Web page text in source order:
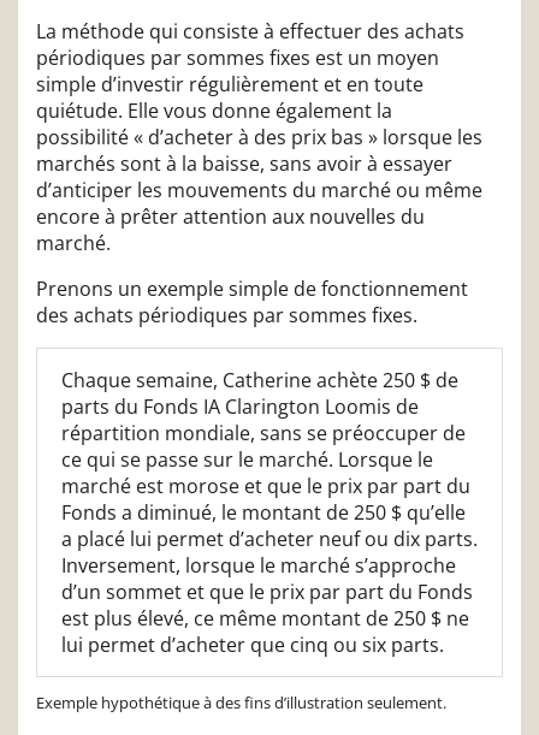
La méthode qui consiste à effectuer des achats
périodiques par sommes fixes est un moyen
simple d’investir régulièrement et en toute
quiétude. Elle vous donne également la
possibilité « d’acheter à des prix bas » lorsque les
marchés sont à la baisse, sans avoir à essayer
d’anticiper les mouvements du marché ou même
encore à prêter attention aux nouvelles du
marché.
Prenons un exemple simple de fonctionnement
des achats périodiques par sommes fixes.
Chaque semaine, Catherine achète 250 $ de
parts du Fonds IA Clarington Loomis de
répartition mondiale, sans se préoccuper de
ce qui se passe sur le marché. Lorsque le
marché est morose et que le prix par part du
Fonds a diminué, le montant de 250 $ qu’elle
a placé lui permet d’acheter neuf ou dix parts.
Inversement, lorsque le marché s’approche
d’un sommet et que le prix par part du Fonds
est plus élevé, ce même montant de 250 $ ne
lui permet d’acheter que cinq ou six parts.
Exemple hypothétique à des fins d’illustration seulement.